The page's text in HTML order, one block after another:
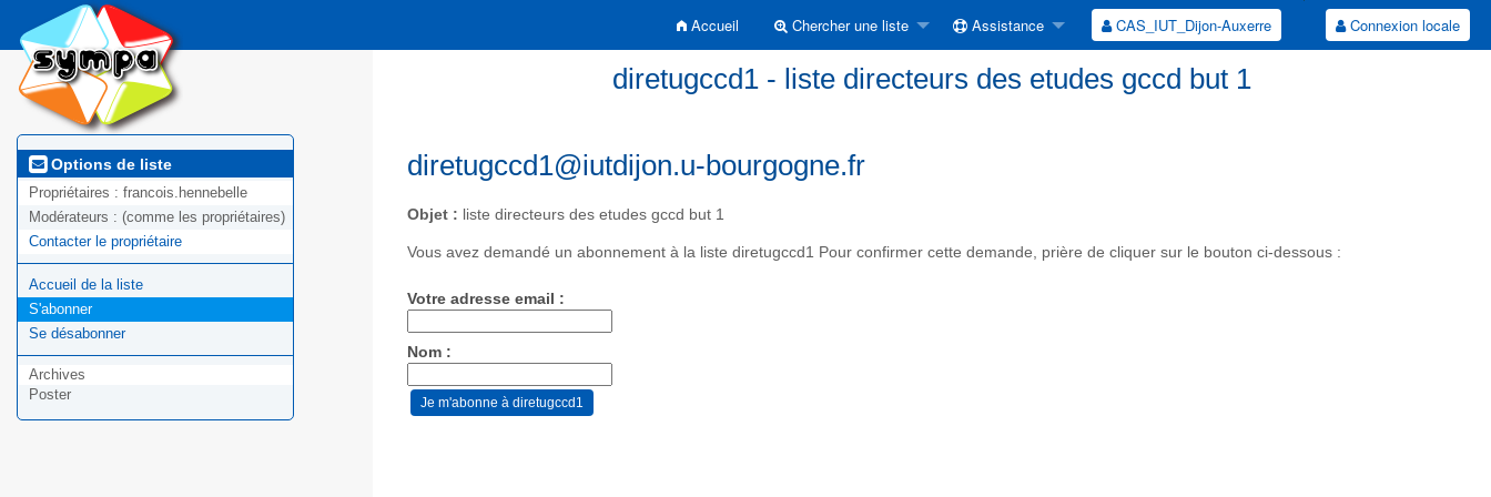
Accueil Chercher une liste Assistance CAS_IUT_Dijon-Auxerre Connexion locale
diretugccd1 - liste directeurs des etudes gccd but 1
Options de liste
Propriétaires : francois.hennebelle
Modérateurs : (comme les propriétaires)
Contacter le propriétaire
Accueil de la liste
S'abonner
Se désabonner
Archives
Poster
diretugccd1@iutdijon.u-bourgogne.fr
Objet : liste directeurs des etudes gccd but 1
Vous avez demandé un abonnement à la liste diretugccd1 Pour confirmer cette demande, prière de cliquer sur le bouton ci-dessous :
Votre adresse email :
Nom :